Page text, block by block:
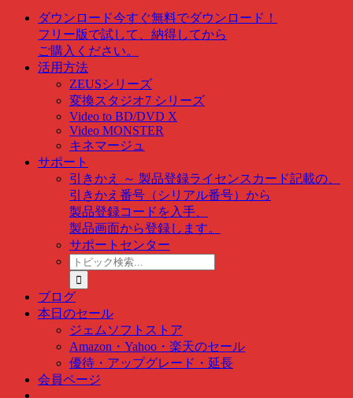
ダウンロード今すぐ無料でダウンロード！
フリー版で試して、納得してから
ご購入ください。
活用方法
ZEUSシリーズ
変換スタジオ7 シリーズ
Video to BD/DVD X
Video MONSTER
キネマージュ
サポート
引きかえ ～ 製品登録ライセンスカード記載の、
引きかえ番号（シリアル番号）から
製品登録コードを入手、
製品画面から登録します。
サポートセンター
ト
ピ
ッ
ク
検
索
…
ブログ
本日のセール
ジェムソフトストア
Amazon・Yahoo・楽天のセール
優待・アップグレード・延長
会員ページ